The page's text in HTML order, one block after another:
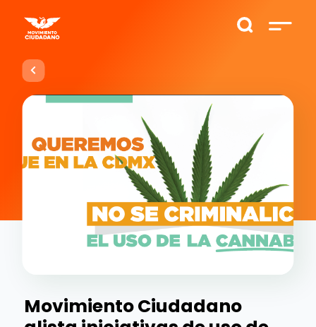
Movimiento Ciudadano